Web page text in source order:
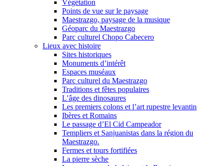
Végétation
Points de vue sur le paysage
Maestrazgo, paysage de la musique
Géoparc du Maestrazgo
Parc culturel Chopo Cabecero
Lieux avec histoire
Sites historiques
Monuments d’intérêt
Espaces muséaux
Parc culturel du Maestrazgo
Traditions et fêtes populaires
L’âge des dinosaures
Les premiers colons et l’art rupestre levantin
Ibères et Romains
Le passage d’El Cid Campeador
Templiers et Sanjuanistas dans la région du
Maestrazgo.
Fermes et tours fortifiées
La pierre sèche